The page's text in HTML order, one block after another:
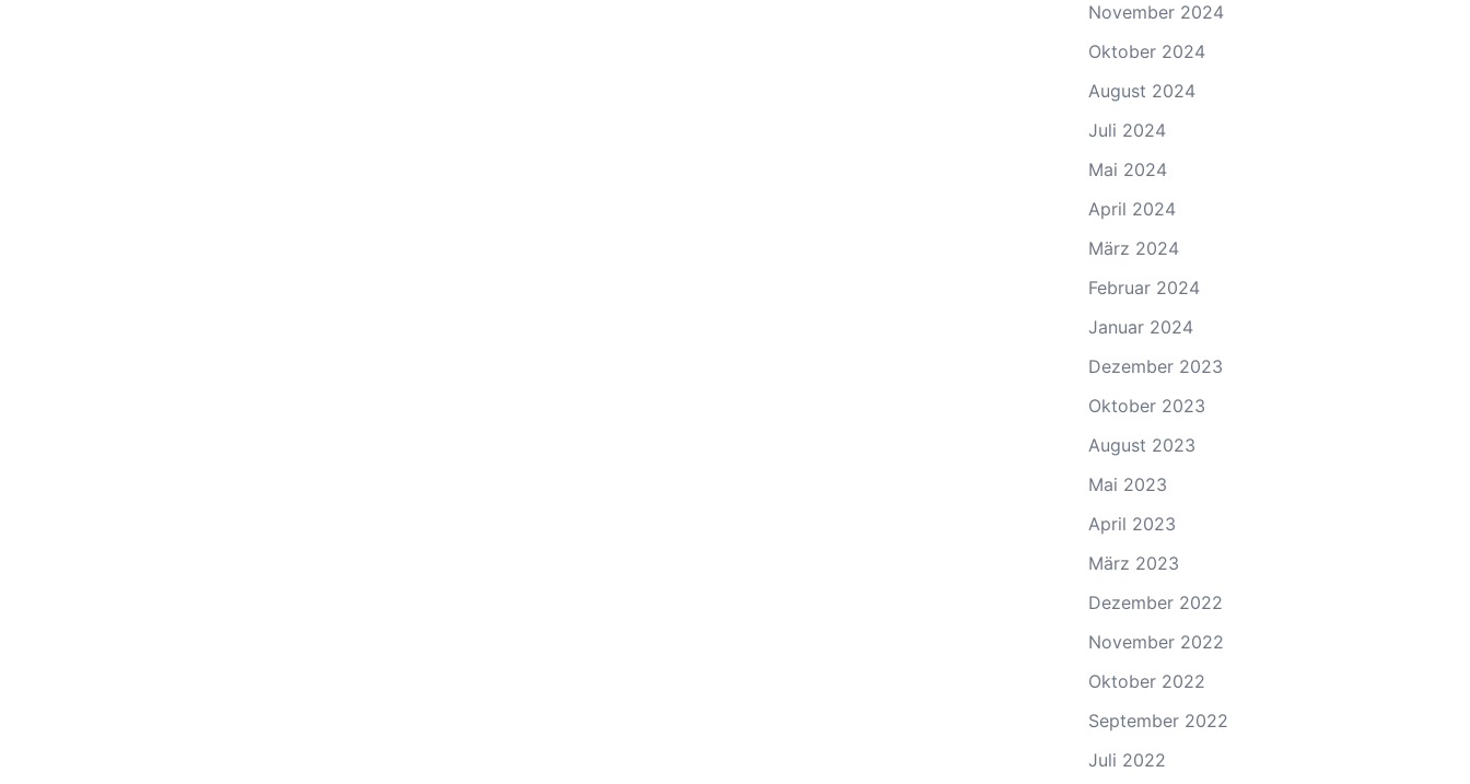
November 2024
Oktober 2024
August 2024
Juli 2024
Mai 2024
April 2024
März 2024
Februar 2024
Januar 2024
Dezember 2023
Oktober 2023
August 2023
Mai 2023
April 2023
März 2023
Dezember 2022
November 2022
Oktober 2022
September 2022
Juli 2022